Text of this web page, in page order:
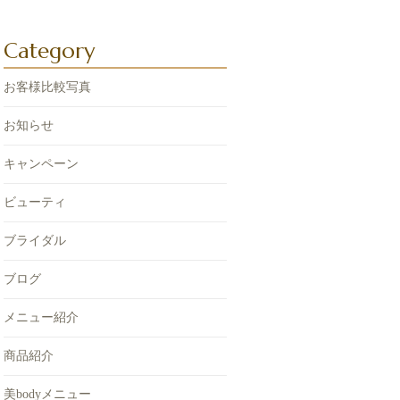
Category
お客様比較写真
お知らせ
キャンペーン
ビューティ
ブライダル
ブログ
メニュー紹介
商品紹介
美bodyメニュー